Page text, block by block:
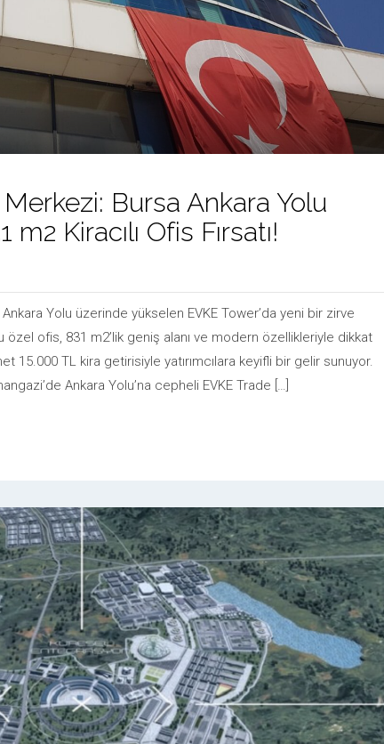
Merkezi: Bursa Ankara Yolu
m2 Kiracılı Ofis Fırsatı!
Ankara Yolu üzerinde yükselen EVKE Tower’da yeni bir zirve
ofis, 831 m2’lik geniş alanı ve modern özellikleriyle dikkat
15.000 TL kira getirisiyle yatırımcılara keyifli bir gelir sunuyor.
Ankara Yolu’na cepheli EVKE Trade […]